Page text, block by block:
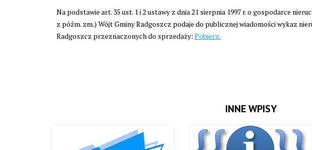
Na podstawie art. 35 ust. 1 i 2 ustawy z dnia 21 sierpnia 1997 r. o gospodarce
z późm. zm.) Wójt Gminy Radgoszcz podaje do publicznej wiadomości wykaz
Radgoszcz przeznaczonych do sprzedaży: Pobierz.
INNE WPISY